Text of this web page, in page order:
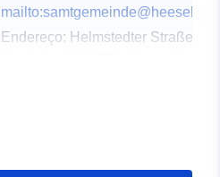
Endereço: Helmstedter Straße 17,
02 May 2026